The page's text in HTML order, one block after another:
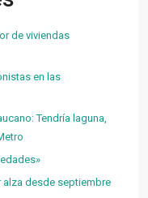
de viviendas
en las
Tendría laguna,
alza desde septiembre